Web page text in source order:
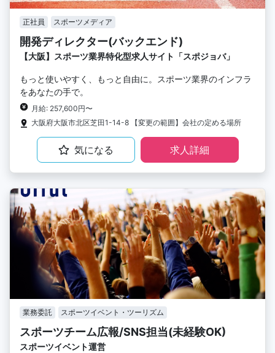
正社員 スポーツメディア
開発ディレクター(バックエンド)
【大阪】スポーツ業界特化型求人サイト「スポジョバ」
もっと使いやすく、もっと自由に。スポーツ業界のインフラ
をあなたの手で。
月給: 257,600円〜
大阪府大阪市北区芝田1-14-8 【変更の範囲】会社の定める場所
気になる 求人詳細
業務委託 スポーツイベント・ツーリズム
スポーツチーム広報/SNS担当(未経験OK)
スポーツイベント運営